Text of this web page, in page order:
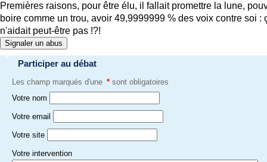
Premières raisons, pour être élu, il fallait promettre la lune,
boire comme un trou, avoir 49,9999999 % des voix contre soi :
n'aidait peut-être pas !?!
Signaler un abus
Participer au débat
Les champ marqués d'une * sont obligatoires
Votre nom
Votre email
Votre site
Votre intervention